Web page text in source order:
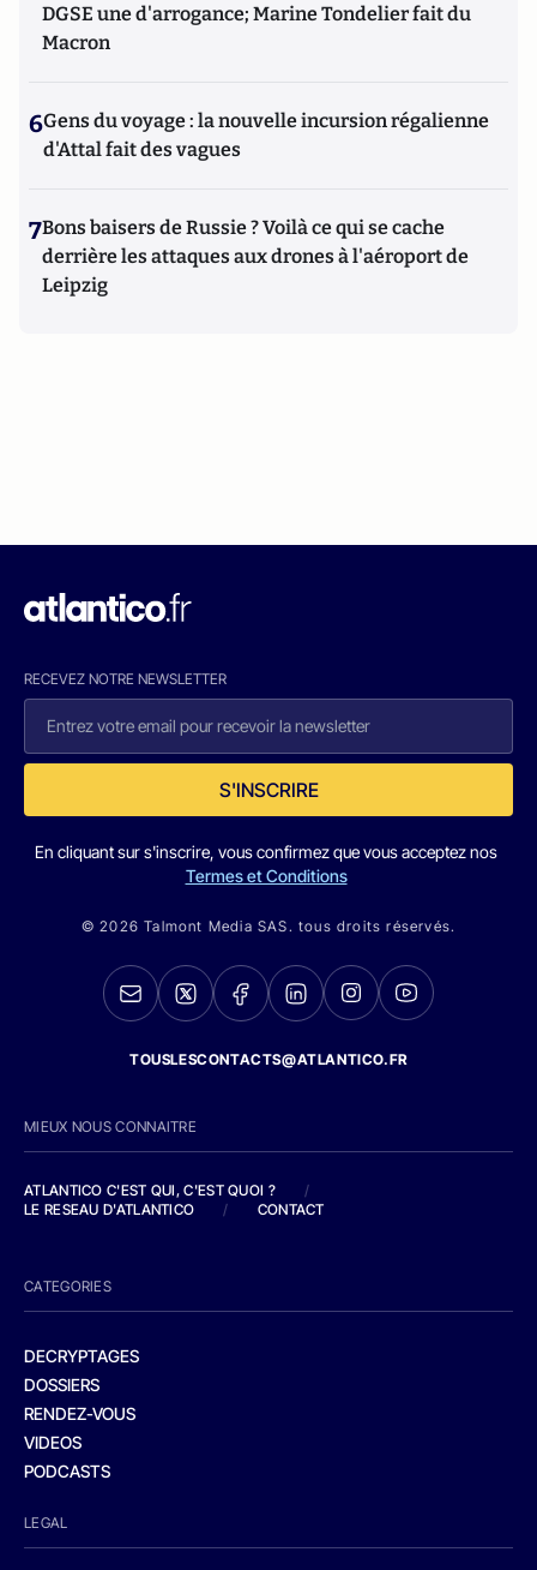
DGSE une d'arrogance; Marine Tondelier fait du
Macron
6Gens du voyage : la nouvelle incursion régalienne
d'Attal fait des vagues
7Bons baisers de Russie ? Voilà ce qui se cache
derrière les attaques aux drones à l'aéroport de
Leipzig
RECEVEZ NOTRE NEWSLETTER
S'INSCRIRE
En cliquant sur s'inscrire, vous confirmez que vous acceptez nos
Termes et Conditions
© 2026 Talmont Media SAS. tous droits réservés.
TOUSLESCONTACTS@ATLANTICO.FR
MIEUX NOUS CONNAITRE
ATLANTICO C'EST QUI, C'EST QUOI ?
/
LE RESEAU D'ATLANTICO
/ CONTACT
CATEGORIES
DECRYPTAGES
DOSSIERS
RENDEZ-VOUS
VIDEOS
PODCASTS
LEGAL